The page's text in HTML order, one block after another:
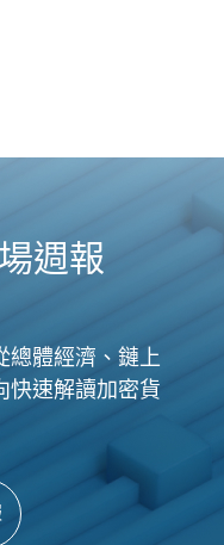
週報
總體經濟、鏈上
快速解讀加密貨